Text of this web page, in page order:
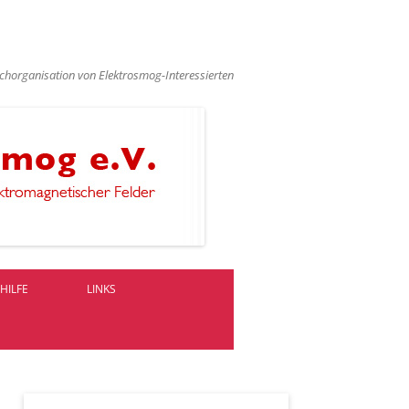
von Elektrosmog-Interessierten
HILFE LINKS